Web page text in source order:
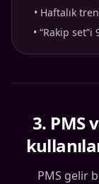
• Haftalık
• “Rakip set”i
3. PMS
PMS gelir